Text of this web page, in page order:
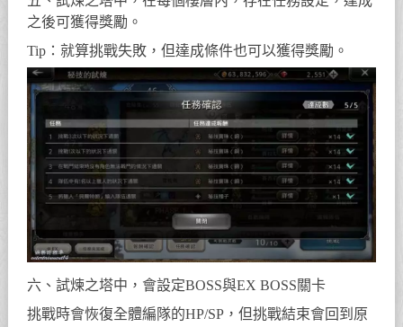
之後可獲得獎勵。
Tip：就算挑戰失敗，但達成條件也可以獲得獎勵。
六、試煉之塔中，會設定BOSS與EX BOSS關卡
挑戰時會恢復全體編隊的HP/SP，但挑戰結束會回到原